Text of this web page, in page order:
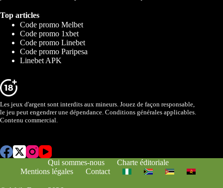
Top articles
Code promo Melbet
Code promo 1xbet
Code promo Linebet
Code promo Paripesa
Linebet APK
Les jeux d'argent sont interdits aux mineurs. Jouez de façon responsable,
le jeu peut engendrer une dépendance. Conditions générales applicables.
Contenu commercial.
Qui sommes-nous
Charte éditoriale
Mentions légales
Contact